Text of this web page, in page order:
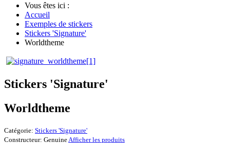
Vous êtes ici :
Accueil
Exemples de stickers
Stickers 'Signature'
Worldtheme
Stickers 'Signature'
Worldtheme
Catégorie: Stickers 'Signature'
Constructeur: Genuine Afficher les produits